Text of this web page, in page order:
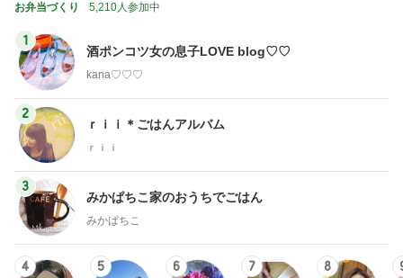
お弁当づくり 5,210人参加中
1
酒ポンコツ女の息子LOVE blog♡♡
kana♡♡♡
2
ｒｉｉ＊ごはんアルバム
ｒｉｉ
3
みかぱちこ家のおうちでごはん
みかぱちこ
4 5 6 7 8